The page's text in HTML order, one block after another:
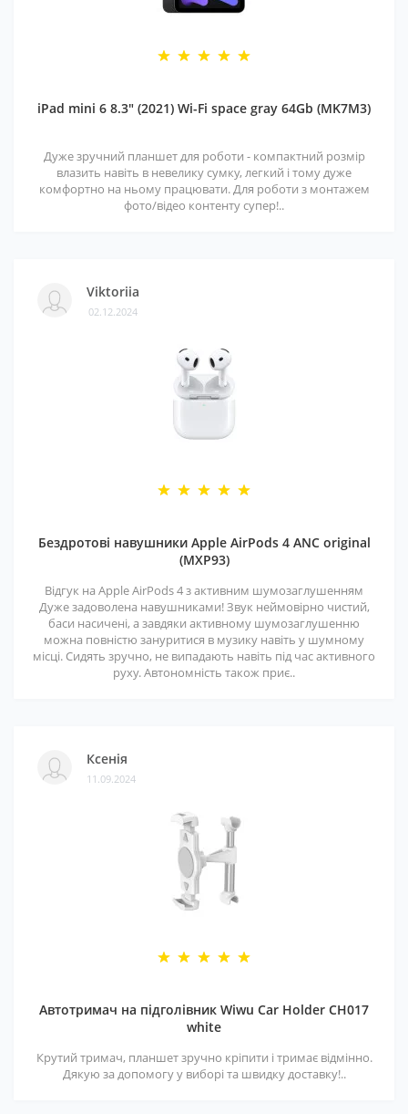
iPad mini 6 8.3" (2021) Wi-Fi space gray 64Gb (MK7M3)
Дуже зручний планшет для роботи - компактний розмір
влазить навіть в невелику сумку, легкий і тому дуже
комфортно на ньому працювати. Для роботи з монтажем
фото/відео контенту супер!..
Viktoriia
02.12.2024
Бездротові навушники Apple AirPods 4 ANC original
(MXP93)
Відгук на Apple AirPods 4 з активним шумозаглушенням
Дуже задоволена навушниками! Звук неймовірно чистий,
баси насичені, а завдяки активному шумозаглушенню
можна повністю зануритися в музику навіть у шумному
місці. Сидять зручно, не випадають навіть під час активного
руху. Автономність також приє..
Ксенія
11.09.2024
Автотримач на підголівник Wiwu Car Holder CH017
white
Крутий тримач, планшет зручно кріпити і тримає відмінно.
Дякую за допомогу у виборі та швидку доставку!..